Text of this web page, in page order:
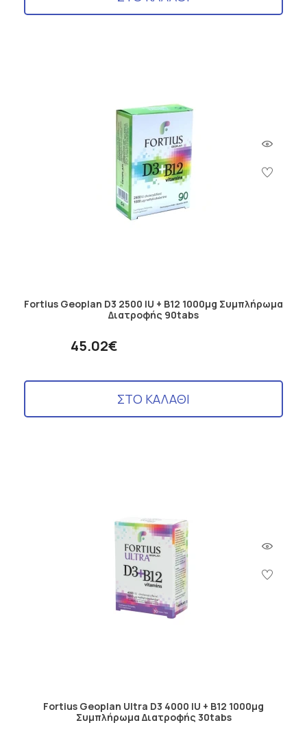
Fortius Geoplan D3 2500 IU + B12 1000μg Συμπλήρωμα
Διατροφής 90tabs
45.02€
ΣΤΟ ΚΑΛΑΘΙ
Fortius Geoplan Ultra D3 4000 IU + B12 1000μg
Συμπλήρωμα Διατροφής 30tabs